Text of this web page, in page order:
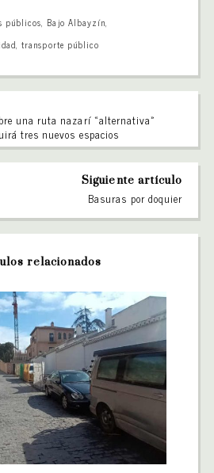
públicos Bajo Albayzín
,transporte público
una ruta nazarí «alternativa»
tres nuevos espacios
Siguiente artículo
Basuras por doquier
relacionados